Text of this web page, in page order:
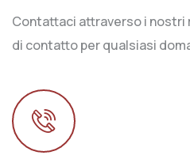
Contattaci attraverso i nostri
di contatto per qualsiasi